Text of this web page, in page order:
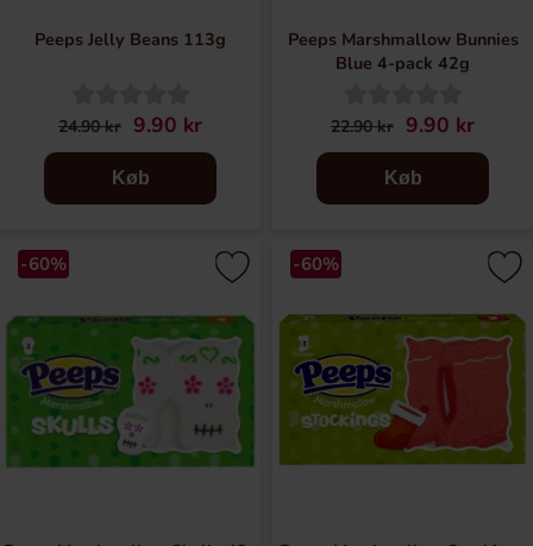
Peeps Jelly Beans 113g
24.90 kr 9.90 kr
Køb
Peeps Marshmallow Bunnies
Blue 4-pack 42g
22.90 kr 9.90 kr
Køb
-60% -60%